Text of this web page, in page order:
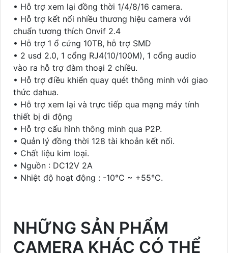
• Hỗ trợ xem lại đồng thời 1/4/8/16 camera.
• Hỗ trợ kết nối nhiều thương hiệu camera với
chuẩn tương thích Onvif 2.4
• Hỗ trợ 1 ổ cứng 10TB, hỗ trợ SMD
• 2 usd 2.0, 1 cổng RJ4(10/100M), 1 cổng audio
vào ra hỗ trợ đàm thoại 2 chiều.
• Hỗ trợ điều khiển quay quét thông minh với giao
thức dahua.
• Hỗ trợ xem lại và trực tiếp qua mạng máy tính
thiết bị di động
• Hỗ trợ cấu hình thông minh qua P2P.
• Quản lý đồng thời 128 tài khoản kết nối.
• Chất liệu kim loại.
• Nguồn : DC12V 2A
• Nhiệt độ hoạt động : -10°C ~ +55°C.
NHỮNG SẢN PHẨM
CAMERA KHÁC CÓ THỂ